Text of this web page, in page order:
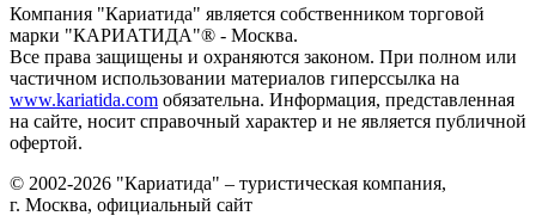
Компания "Кариатида" является собственником торговой
марки "КАРИАТИДА"® - Москва.
Все права защищены и охраняются законом. При полном или
частичном использовании материалов гиперссылка на
www.kariatida.com обязательна. Информация, представленная
на сайте, носит справочный характер и не является публичной
офертой.
© 2002-2026 "Кариатида" – туристическая компания,
г. Москва, официальный сайт